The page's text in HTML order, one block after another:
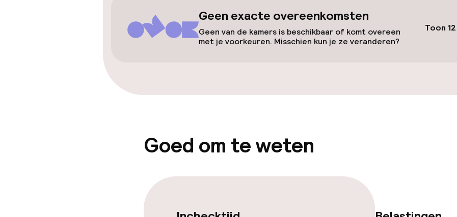
Gratis wifi
Eet- en drinkgelegenheden
Geen exacte overeenkomsten
Geen van de kamers is beschikbaar of komt overeen
met je voorkeuren. Misschien kun je ze veranderen?
Toon
Goed om te weten